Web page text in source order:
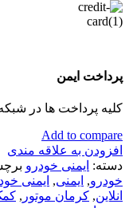
پرداخت ایمن
کلیه پرداخت ها در
Add to compare
افزودن به علاقه مندی
دسته: ایمنی خودرو
خودرو, ایمنی, ایمنی
انلاین, کرمان موتور ,